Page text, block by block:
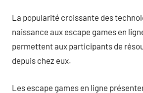
La popularité croissante des
naissance aux escape games en
permettent aux participants de
depuis chez eux.
Les escape games en ligne